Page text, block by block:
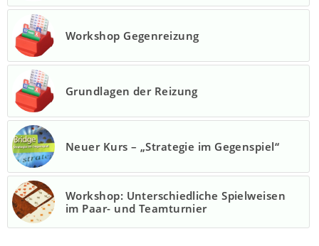
Workshop Gegenreizung
Grundlagen der Reizung
Neuer Kurs – „Strategie im Gegenspiel“
Workshop: Unterschiedliche Spielweisen
im Paar- und Teamturnier